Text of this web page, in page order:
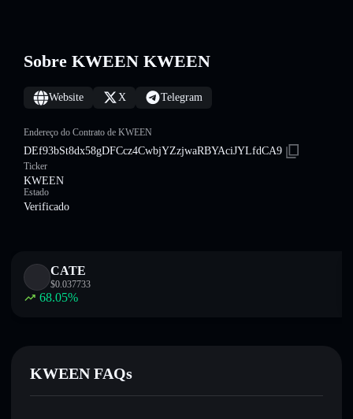
Sobre KWEEN KWEEN
Website X Telegram
Endereço do Contrato de KWEEN
DEf93bSt8dx58gDFCcz4CwbjYZzjwaRBYAciJYLfdCA9
Ticker
KWEEN
Estado
Verificado
CATE
$0.037733
68.05%
KWEEN FAQs